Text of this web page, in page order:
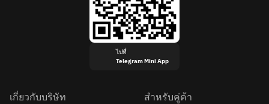
ไปที่
Telegram Mini App
เกี่ยวกับบริษัท สำหรับคู่ค้า